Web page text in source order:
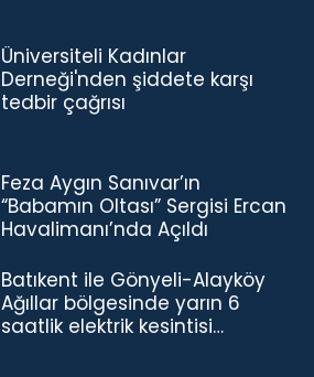
Üniversiteli Kadınlar
Derneği'nden şiddete karşı
tedbir çağrısı
Feza Aygın Sanıvar’ın
“Babamın Oltası” Sergisi Ercan
Havalimanı’nda Açıldı
Batıkent ile Gönyeli-Alayköy
Ağıllar bölgesinde yarın 6
saatlik elektrik kesintisi…